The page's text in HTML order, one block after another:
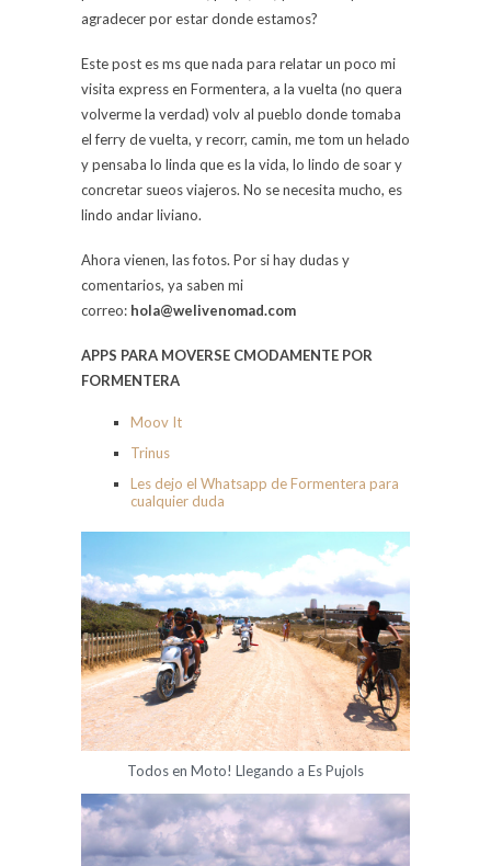
agradecer por estar donde estamos?
Este post es ms que nada para relatar un poco mi
visita express en Formentera, a la vuelta (no quera
volverme la verdad) volv al pueblo donde tomaba
el ferry de vuelta, y recorr, camin, me tom un helado
y pensaba lo linda que es la vida, lo lindo de soar y
concretar sueos viajeros. No se necesita mucho, es
lindo andar liviano.
Ahora vienen, las fotos. Por si hay dudas y
comentarios, ya saben mi
correo: hola@welivenomad.com
APPS PARA MOVERSE CMODAMENTE POR
FORMENTERA
Moov It
Trinus
Les dejo el Whatsapp de Formentera para
cualquier duda
Todos en Moto! Llegando a Es Pujols